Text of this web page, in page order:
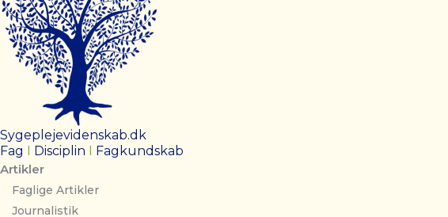
Sygeplejevidenskab.dk
Fag I Disciplin I Fagkundskab
Artikler
Faglige Artikler
Journalistik